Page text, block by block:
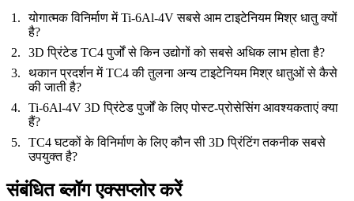
योगात्मक विनिर्माण में Ti-6Al-4V सबसे आम टाइटेनियम मिश्र धातु क्यों
है?
3D प्रिंटेड TC4 पुर्जों से किन उद्योगों को सबसे अधिक लाभ होता है?
थकान प्रदर्शन में TC4 की तुलना अन्य टाइटेनियम मिश्र धातुओं से कैसे
की जाती है?
Ti-6Al-4V 3D प्रिंटेड पुर्जों के लिए पोस्ट-प्रोसेसिंग आवश्यकताएं क्या
हैं?
TC4 घटकों के विनिर्माण के लिए कौन सी 3D प्रिंटिंग तकनीक सबसे
उपयुक्त है?
संबंधित ब्लॉग एक्सप्लोर करें